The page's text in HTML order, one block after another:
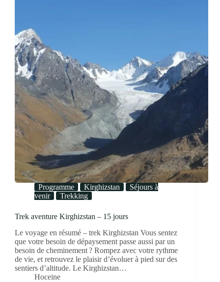
Programme Kirghizstan
Séjours à
venir
Trekking
Trek aventure Kirghizstan – 15 jours
Le voyage en résumé – trek Kirghizstan Vous sentez
que votre besoin de dépaysement passe aussi par un
besoin de cheminement ? Rompez avec votre rythme
de vie, et retrouvez le plaisir d’évoluer à pied sur des
sentiers d’altitude. Le Kirghizstan…
Hoceine